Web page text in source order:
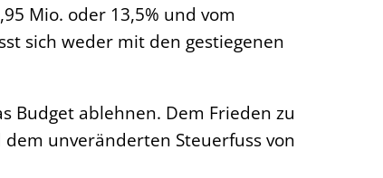
Mio. oder 13,5% und vom
sich weder mit den gestiegenen
Budget ablehnen. Dem Frieden zu
unveränderten Steuerfuss von